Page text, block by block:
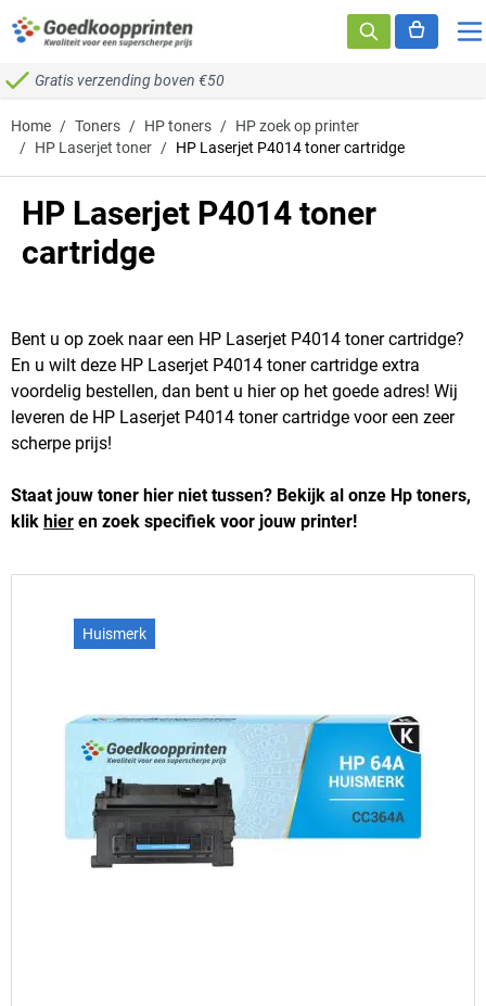
Ga naar de inhoud
Gratis verzending boven €50
Home / Toners / HP toners / HP zoek op printer
/ HP Laserjet toner / HP Laserjet P4014 toner cartridge
HP Laserjet P4014 toner
cartridge
Bent u op zoek naar een HP Laserjet P4014 toner cartridge?
En u wilt deze HP Laserjet P4014 toner cartridge extra
voordelig bestellen, dan bent u hier op het goede adres! Wij
leveren de HP Laserjet P4014 toner cartridge voor een zeer
scherpe prijs!
Staat jouw toner hier niet tussen? Bekijk al onze Hp toners,
klik hier en zoek specifiek voor jouw printer!
Huismerk